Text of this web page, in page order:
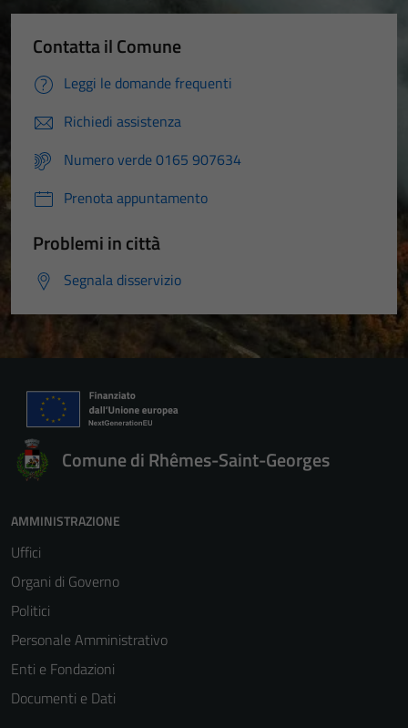
Contatta il Comune
Leggi le domande frequenti
Richiedi assistenza
Numero verde 0165 907634
Prenota appuntamento
Problemi in città
Segnala disservizio
Comune di Rhêmes-Saint-Georges
AMMINISTRAZIONE
Uffici
Organi di Governo
Politici
Personale Amministrativo
Enti e Fondazioni
Documenti e Dati